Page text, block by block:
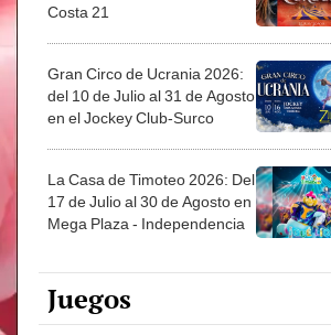
Costa 21
Gran Circo de Ucrania 2026:
del 10 de Julio al 31 de Agosto
en el Jockey Club-Surco
La Casa de Timoteo 2026: Del
17 de Julio al 30 de Agosto en
Mega Plaza - Independencia
Juegos